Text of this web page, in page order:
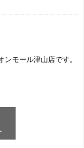
モール津山店です。